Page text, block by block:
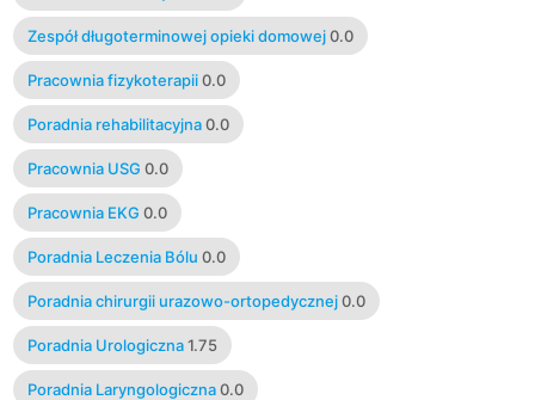
Zespół długoterminowej opieki domowej 0.0
Pracownia fizykoterapii 0.0
Poradnia rehabilitacyjna 0.0
Pracownia USG 0.0
Pracownia EKG 0.0
Poradnia Leczenia Bólu 0.0
Poradnia chirurgii urazowo-ortopedycznej 0.0
Poradnia Urologiczna 1.75
Poradnia Laryngologiczna 0.0